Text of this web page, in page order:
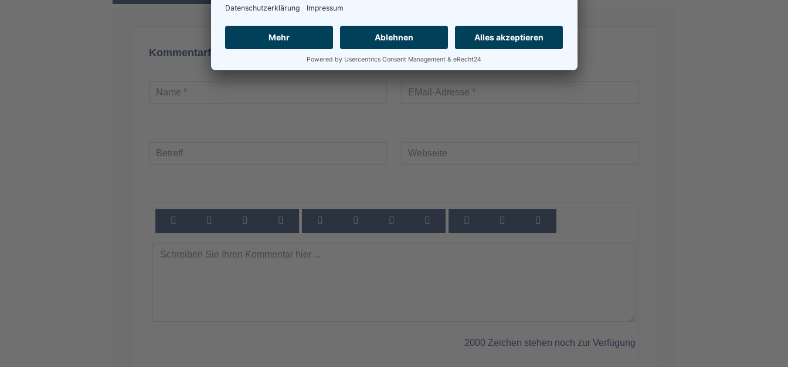
Kommentarformular ausblenden
2000 Zeichen stehen noch zur Verfügung